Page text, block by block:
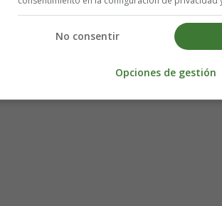
No consentir
Opciones de gestión